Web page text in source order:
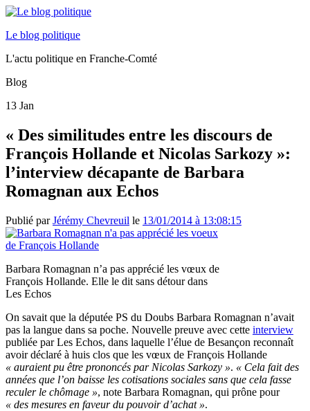
Le blog politique
L'actu politique en Franche-Comté
Blog
13 Jan
« Des similitudes entre les discours de
François Hollande et Nicolas Sarkozy »:
l’interview décapante de Barbara
Romagnan aux Echos
Publié parJérémy Chevreuil le 13/01/2014 à 13:08:15
Barbara Romagnan n’a pas apprécié les vœux de
François Hollande. Elle le dit sans détour dans
Les Echos
On savait que la députée PS du Doubs Barbara Romagnan n’avait
pas la langue dans sa poche. Nouvelle preuve avec cette interview
publiée par Les Echos, dans laquelle l’élue de Besançon reconnaît
avoir déclaré à huis clos que les vœux de François Hollande
« auraient pu être prononcés par Nicolas Sarkozy ». « Cela fait des
années que l’on baisse les cotisations sociales sans que cela fasse
reculer le chômage », note Barbara Romagnan, qui prône pour
« des mesures en faveur du pouvoir d’achat ».